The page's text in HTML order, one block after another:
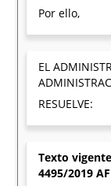
Por ello,
EL
RESUELVE:
Texto
4495/2019